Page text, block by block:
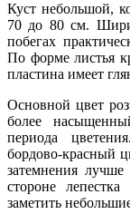
Куст небольшой,
70 до 80 см.
побегах
По форме листья
пластина имеет
Основной цвет
более
периода
бордово-красный
затемнения
стороне
заметить